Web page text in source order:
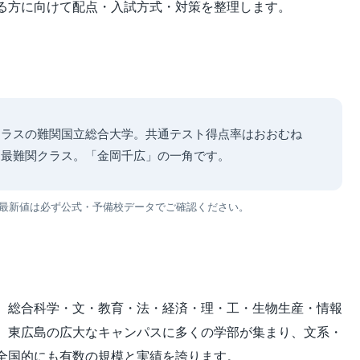
に向けて配点・入試方式・対策を整理します。
スの難関国立総合大学。共通テスト得点率はおおむね
難関クラス。「金岡千広」の一角です。
値は必ず公式・予備校データでご確認ください。
合科学・文・教育・法・経済・理・工・生物生産・情報
広島の広大なキャンパスに多くの学部が集まり、文系・
的にも有数の規模と実績を誇ります。